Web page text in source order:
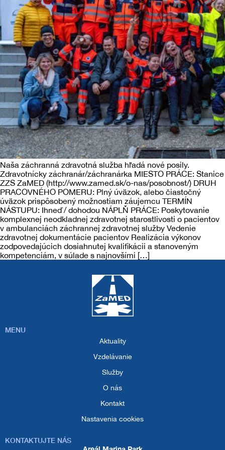
Projekty
Autonómna mobilná stanica záchrannej
zdravotnej služby ZaMED – AMOS
Záchranárska motorka
Zavedenie systému rendez-vous v
Komárne
Záchranná zdravotná služba
Tréningové centrum
Kontakt
Naša záchranná zdravotná služba hľadá nové posily.
Zdravotnícky záchranár/záchranárka MIESTO PRÁCE: Stanice
ZZS ZaMED (http://www.zamed.sk/o-nas/posobnost/) DRUH
PRACOVNÉHO POMERU: Plný úväzok, alebo čiastočný
úväzok prispôsobený možnostiam záujemcu TERMÍN
NÁSTUPU: Ihneď / dohodou NÁPLŇ PRÁCE: Poskytovanie
komplexnej neodkladnej zdravotnej starostlivosti o pacientov
v ambulanciách záchrannej zdravotnej služby Vedenie
zdravotnej dokumentácie pacientov Realizácia výkonov
zodpovedajúcich dosiahnutej kvalifikácii a stanoveným
kompetenciám, v súlade s najnovšími […]
MENU
Aktuality
Vzdelávanie
Služby
O nás
Kontakt
Nastavenia cookies
KONTAKTUJTE NÁS